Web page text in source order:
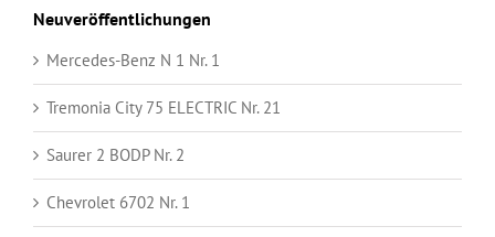
Neuveröffentlichungen
Mercedes-Benz N 1 Nr. 1
Tremonia City 75 ELECTRIC Nr. 21
Saurer 2 BODP Nr. 2
Chevrolet 6702 Nr. 1